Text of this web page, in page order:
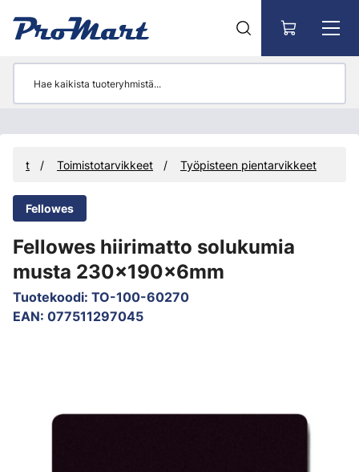
Toimistotarvikkeet Työpisteen pientarvikkeet
Fellowes
Fellowes hiirimatto solukumia
musta 230x190x6mm
Tuotekoodi: TO-100-60270
EAN: 077511297045